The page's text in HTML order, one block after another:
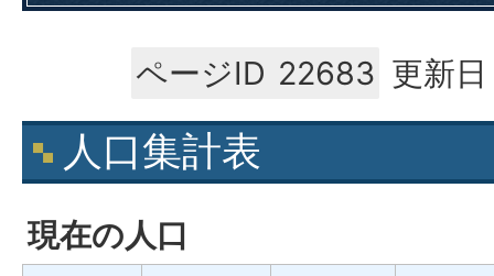
ページID 22683 更新
人口集計表
現在の人口